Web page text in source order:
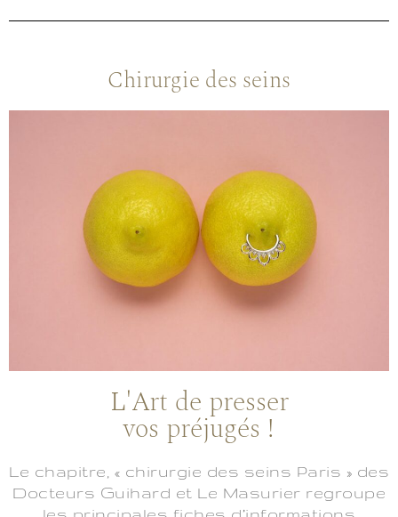
Chirurgie des seins
L'Art de presser
vos préjugés !
Le chapitre, « chirurgie des seins Paris » des
Docteurs Guihard et Le Masurier regroupe